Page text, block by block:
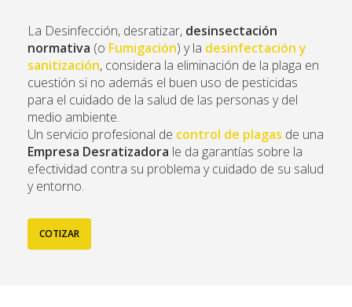
La Desinfección, desratizar, desinsectación
normativa (o Fumigación) y la desinfectación y
sanitización, considera la eliminación de la plaga en
cuestión si no además el buen uso de pesticidas
para el cuidado de la salud de las personas y del
medio ambiente.
Un servicio profesional de control de plagas de una
Empresa Desratizadora le da garantías sobre la
efectividad contra su problema y cuidado de su salud
y entorno.
COTIZAR